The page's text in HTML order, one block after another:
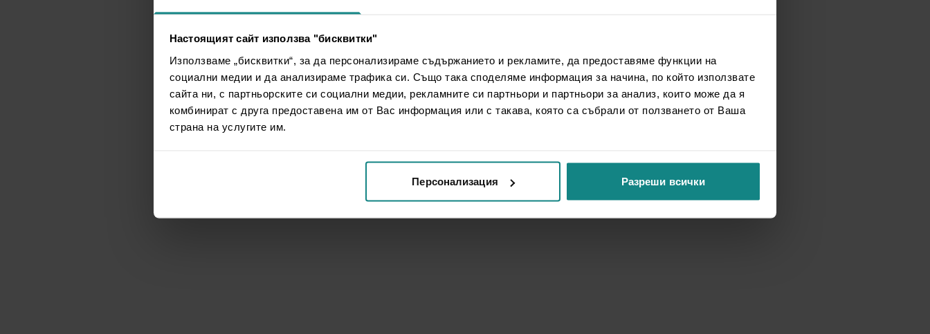
Настоящият сайт използва "бисквитки"
Използваме „бисквитки“, за да персонализираме съдържанието и рекламите, да предоставяме функции на
социални медии и да анализираме трафика си. Също така споделяме информация за начина, по който използвате
сайта ни, с партньорските си социални медии, рекламните си партньори и партньори за анализ, които може да я
комбинират с друга предоставена им от Вас информация или с такава, която са събрали от ползването от Ваша
страна на услугите им.
Персонализация Разреши всички